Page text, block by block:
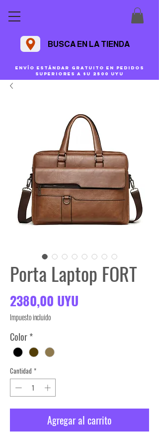
Envío estándar gratuito en pedidos
superiores a $U 2500 uyu
BUSCA EN LA TIENDA
Porta Laptop FORT
2380,00 UYU
Impuesto incluido
Color*
Cantidad *
Agregar al carrito